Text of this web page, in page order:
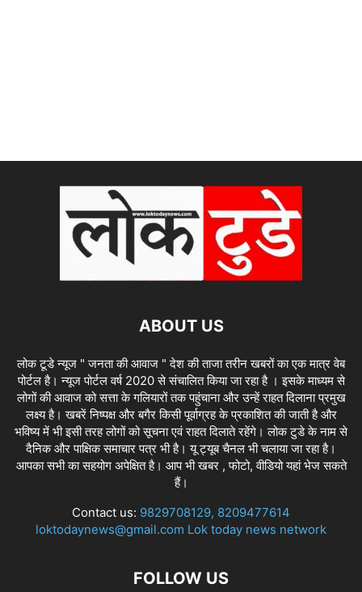
ABOUT US
लोक टूडे न्यूज " जनता की आवाज " देश की ताजा तरीन खबरों का एक मात्र वेब
पोर्टल है। न्यूज पोर्टल वर्ष 2020 से संचालित किया जा रहा है । इसके माध्यम से
लोगों की आवाज को सत्ता के गलियारों तक पहुंचाना और उन्हें राहत दिलाना प्रमुख
लक्ष्य है। खबरें निष्पक्ष और बगैर किसी पूर्वाग्रह के प्रकाशित की जाती है और
भविष्य में भी इसी तरह लोगों को सूचना एवं राहत दिलाते रहेंगे। लोक टुडे के नाम से
दैनिक और पाक्षिक समाचार पत्र भी है। यू ट्यूब चैनल भी चलाया जा रहा है।
आपका सभी का सहयोग अपेक्षित है। आप भी खबर , फोटो, वीडियो यहां भेज सकते
हैं।
Contact us: 9829708129, 8209477614
loktodaynews@gmail.com Lok today news network
FOLLOW US